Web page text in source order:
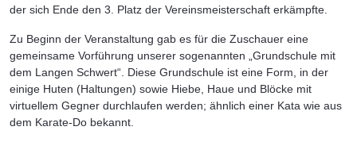
der sich Ende den 3. Platz der Vereinsmeisterschaft erkämpfte.
Zu Beginn der Veranstaltung gab es für die Zuschauer eine
gemeinsame Vorführung unserer sogenannten „Grundschule mit
dem Langen Schwert“. Diese Grundschule ist eine Form, in der
einige Huten (Haltungen) sowie Hiebe, Haue und Blöcke mit
virtuellem Gegner durchlaufen werden; ähnlich einer Kata wie aus
dem Karate-Do bekannt.